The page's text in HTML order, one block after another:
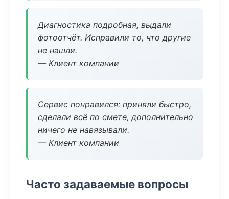
Диагностика подробная, выдали
фотоотчёт. Исправили то, что другие
не нашли.
— Клиент компании
Сервис понравился: приняли быстро,
сделали всё по смете, дополнительно
ничего не навязывали.
— Клиент компании
Часто задаваемые вопросы